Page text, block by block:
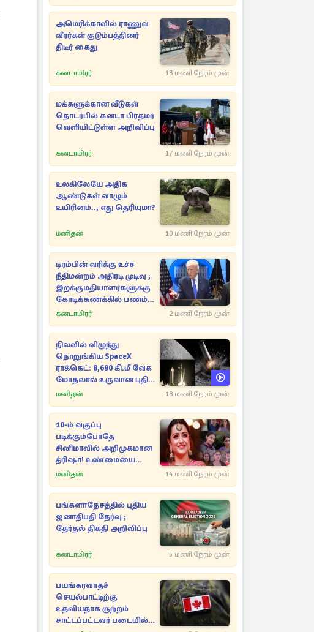
அமெரிக்காவில் ராணுவ
வீரர்கள் குடும்பத்தினர்
திடீர் கைது
கனடாமிரர் 13 மணி நேரம் முன்
மக்களுக்கான வீடுகள்
தொடர்பில் கனடா பிரதமர்
வெளியிட்டுள்ள அறிவிப்பு
கனடாமிரர் 17 மணி நேரம் முன்
உலகிலேயே அதிக
ஆண்டுகள் வாழும்
உயிரினம்.., எது தெரியுமா?
மனிதன் 10 மணி நேரம் முன்
டிரம்பின் வரிக்கு உச்ச
நீதிமன்றம் அதிரடி முடிவு ;
இறக்குமதியாளர்களுக்கு
கோடிக்கணக்கில் பணம்
மீள்கொடை
கனடாமிரர் 2 மணி நேரம் முன்
நிலவில் விழுந்து
நொறுங்கிய SpaceX
ராக்கெட்: 8,690 கி.மீ வேக
மோதலால் உருவான புதிய
பள்ளம்!
மனிதன் 18 மணி நேரம் முன்
10-ம் வகுப்பு
படிக்கும்போதே
சினிமாவில் அறிமுகமான
த்ரிஷா! உண்மையை
பகிர்ந்த இயக்குநர் பிரவீன்
மனிதன் 14 மணி நேரம் முன்
பங்களாதேசத்தில் புதிய
ஜனாதிபதி தேர்வு ;
தேர்தல் திகதி அறிவிப்பு
கனடாமிரர் 5 மணி நேரம் முன்
பயங்கரவாதச்
செயல்பாட்டிற்கு
உதவியதாக குற்றம்
சாட்டப்பட்டவர் படையில்